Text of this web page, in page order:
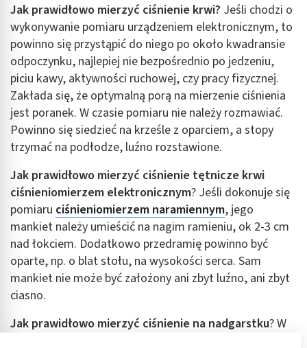
Jak prawidłowo mierzyć ciśnienie krwi? Jeśli chodzi o
wykonywanie pomiaru urządzeniem elektronicznym, to
powinno się przystąpić do niego po około kwadransie
odpoczynku, najlepiej nie bezpośrednio po jedzeniu,
piciu kawy, aktywności ruchowej, czy pracy fizycznej.
Zakłada się, że optymalną porą na mierzenie ciśnienia
jest poranek. W czasie pomiaru nie należy rozmawiać.
Powinno się siedzieć na krześle z oparciem, a stopy
trzymać na podłodze, luźno rozstawione.
Jak prawidłowo mierzyć ciśnienie tętnicze krwi
ciśnieniomierzem elektronicznym? Jeśli dokonuje się
pomiaru ciśnieniomierzem naramiennym, jego
mankiet należy umieścić na nagim ramieniu, ok 2-3 cm
nad łokciem. Dodatkowo przedramię powinno być
oparte, np. o blat stołu, na wysokości serca. Sam
mankiet nie może być założony ani zbyt luźno, ani zbyt
ciasno.
Jak prawidłowo mierzyć ciśnienie na nadgarstku? W